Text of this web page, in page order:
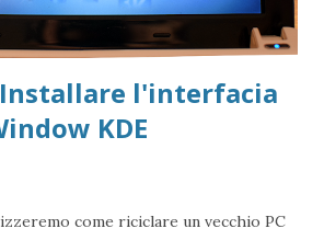
Installare l'interfacia
KDE
come riciclare un vecchio PC